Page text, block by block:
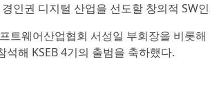
인권 디지털 산업을 선도할 창의적 SW
트웨어산업협회 서성일 부회장을 비롯
해 KSEB 4기의 출범을 축하했다.